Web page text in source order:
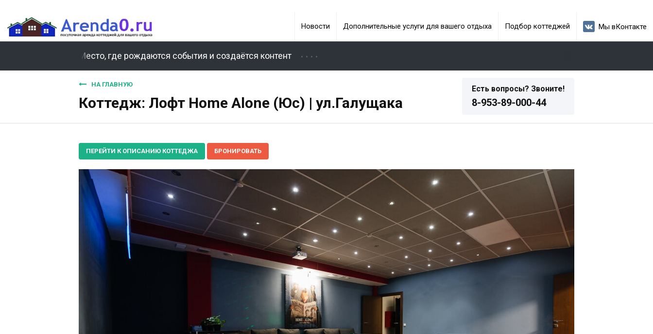
Новости Дополнительные услуги для вашего отдыха Подбор коттеджей Мы вКонтакте
Место, где рождаются события и создаётся контент
Есть вопросы? Звоните!
8-953-89-000-44
НА ГЛАВНУЮ
Коттедж: Лофт Home Alone (Юс) | ул.Галущака
ПЕРЕЙТИ К ОПИСАНИЮ КОТТЕДЖА БРОНИРОВАТЬ